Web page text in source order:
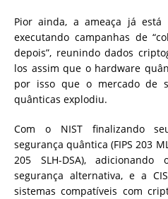
Pior ainda, a ameaça já está
executando campanhas de
depois”, reunindo dados
los assim que o hardware
por isso que o mercado de
quânticas explodiu.
Com o NIST finalizando
segurança quântica (FIPS 203
205 SLH-DSA),
segurança alternativa, e a
sistemas compatíveis com